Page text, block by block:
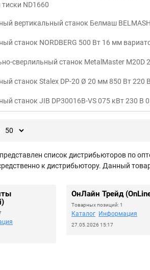
тиски ND1660
вертикальный станок Белмаш
станок NORDBERG 500 Вт 16 мм
сверлильный станок MetalMaster M20D
станок Stalex DP-20 Ø 20 мм 850 Вт 220
станок JIB DP30016B-VS 075 кВт 230 В
список дистрибьюторов по
к дистрибьютору. Данный
ОнЛайн Трейд
Товарных позиций: 1
Каталог Информация
27.05.2026 15:17